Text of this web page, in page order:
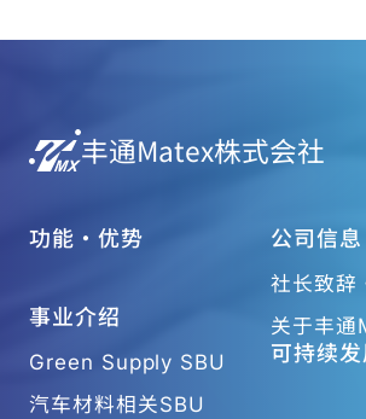
丰通Matex株式会社
功能・优势
事业介绍
Green Supply SBU
汽车材料相关SBU
公司信息
社长致辞
关于丰
可持续发